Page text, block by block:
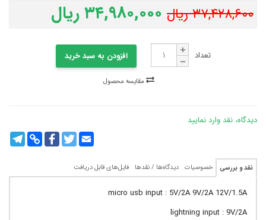
۳۷,۴۲۸,۶۰۰ ریال ۳۴,۹۸۰,۰۰۰ ریال
تعداد افزودن به سبد خرید
دیدگاه، نقد وارد نمایید
Copy
Link
FacebookTwitterEmail
نقد و بررسی خصوصیات دیدگاه‌ها / نقدها فایل‌های قابل دریافت
micro usb input : 5V/2A 9V/2A 12V/1.5A
lightning input : 9V/2A